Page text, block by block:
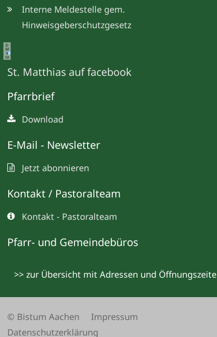
Interne Meldestelle gem.
Hinweisgeberschutzgesetz
©
M
e
ta
St. Matthias auf facebook
Pfarrbrief
Download
E-Mail - Newsletter
Jetzt abonnieren
Kontakt / Pastoralteam
Kontakt - Pastoralteam
Pfarr- und Gemeindebüros
>> zur Übersicht mit Adressen und
© Bistum Aachen
Impressum
Datenschutzerklärung